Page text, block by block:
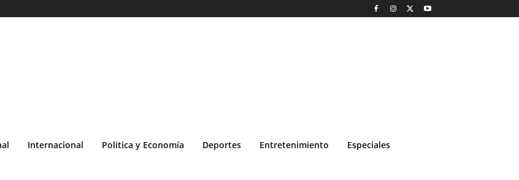
Internacional Politica y Economía Deportes Entretenimiento Especiales